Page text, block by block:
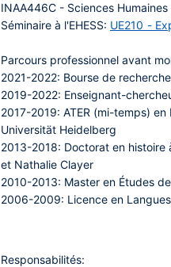
INAA446C - Sciences
Séminaire à l'EHESS: UE210 -
Parcours professionnel avant
2021-2022: Bourse de
2019-2022: Enseignant-
2017-2019: ATER (mi-temps)
Universität Heidelberg
2013-2018: Doctorat en histoire
et Nathalie Clayer
2010-2013: Master en Études
2006-2009: Licence en
Responsabilités: